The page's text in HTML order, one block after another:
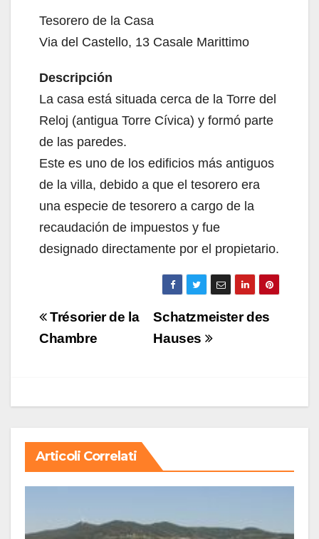
Tesorero de la Casa
Via del Castello, 13 Casale Marittimo
Descripción
La casa está situada cerca de la Torre del
Reloj (antigua Torre Cívica) y formó parte
de las paredes.
Este es uno de los edificios más antiguos
de la villa, debido a que el tesorero era
una especie de tesorero a cargo de la
recaudación de impuestos y fue
designado directamente por el propietario.
Navigazione
articoli
Schatzmeister des
Hauses
Trésorier de la
Chambre
Articoli Correlati